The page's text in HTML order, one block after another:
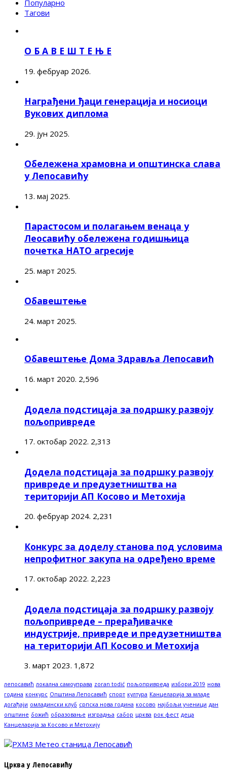
Популарно
Тагови
О Б А В Е Ш Т Е Њ Е
19. фебруар 2026.
Награђени ђаци генерација и носиоци
Вукових диплома
29. јун 2025.
Обележена храмовна и општинска слава
у Лепосавићу
13. мај 2025.
Парастосом и полагањем венаца у
Леосавићу обележена годишњица
почетка НАТО агресије
25. март 2025.
Обавештење
24. март 2025.
Обавештење Дома Здравља Лепосавић
16. март 2020. 2,596
Додела подстицаја за подршку развоју
пољопривреде
17. октобар 2022. 2,313
Додела подстицаја за подршку развоју
привреде и предузетништва на
територији АП Косово и Метохија
20. фебруар 2024. 2,231
Конкурс за доделу станова под условима
непрофитног закупа на одређено време
17. октобар 2022. 2,223
Додела подстицаја за подршку развоју
пољопривреде – прерађивачке
индустрије, привреде и предузетништва
на територији АП Косово и Метохија
3. март 2023. 1,872
лепосавић локална самоуправа zoran todić пољопривреда избори 2019 нова
година конкурс Општина Лепосавић спорт култура Канцеларија за младе
догађаји омладински клуб српска нова година косово најбољи ученици дан
општине божић образовање изградња сабор црква рок фест деца
Канцеларија за Косово и Метохију
Црква у Лепосавићу